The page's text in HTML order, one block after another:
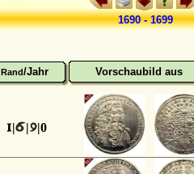
1690 - 1699
Rand/Jahr Vorschaubild aus
|
| |0